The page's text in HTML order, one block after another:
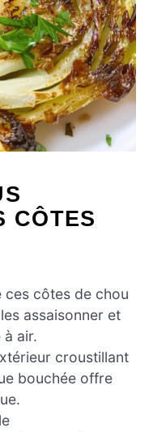
CÔTES
ces côtes de chou
assaisonner et
air.
croustillant
bouchée offre